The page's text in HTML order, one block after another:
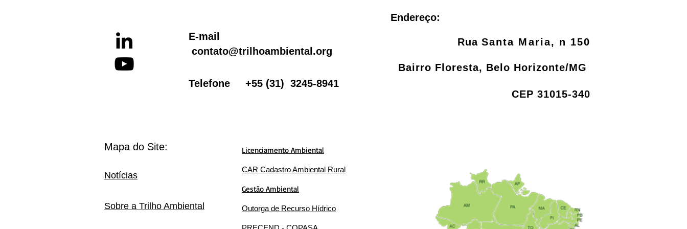
E-mail
contato@trilhoambiental.org
Telefone +55 (31) 3245-8941
Endereço:
RuaSanta Maria, n 150
Bairro Floresta, Belo Horizonte/MG
CEP 31015-340
Sobre a Trilho Ambiental
Notícias
Mapa do Site: Licenciamento Ambiental
CAR Cadastro Ambiental Rural
Gestão Ambiental
Outorga de Recurso Hídrico